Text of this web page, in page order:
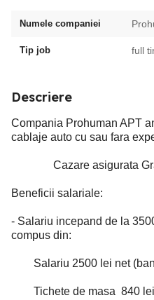
Numele companiei
Tip job full
Descriere
Compania Prohuman APT
cablaje auto cu sau fara
Cazare asigurata
Beneficii salariale:
- Salariu incepand de la
compus din:
Salariu 2500 lei net
Tichete de masa 840 lei